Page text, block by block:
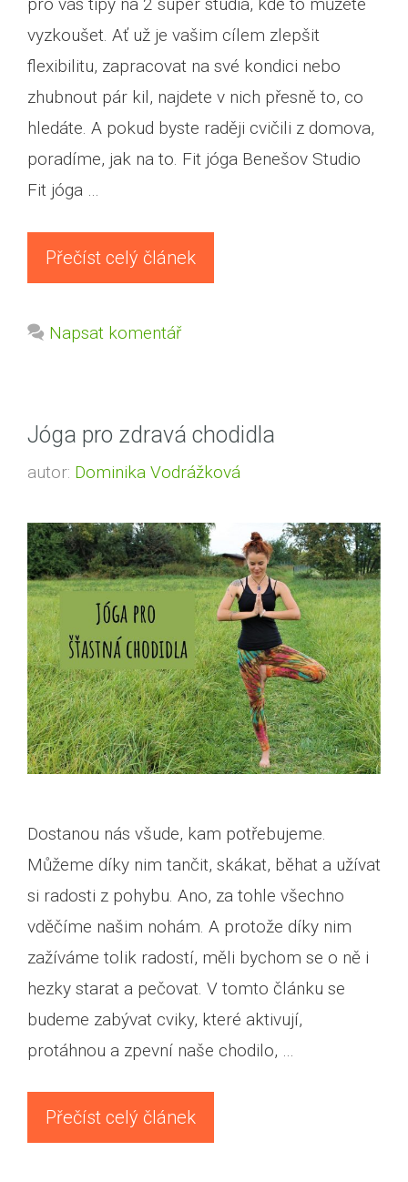
pro vás tipy na 2 super studia, kde to můžete
vyzkoušet. Ať už je vašim cílem zlepšit
flexibilitu, zapracovat na své kondici nebo
zhubnout pár kil, najdete v nich přesně to, co
hledáte. A pokud byste raději cvičili z domova,
poradíme, jak na to. Fit jóga Benešov Studio
Fit jóga …
Přečíst celý článek
Napsat komentář
Jóga pro zdravá chodidla
autor: Dominika Vodrážková
Dostanou nás všude, kam potřebujeme.
Můžeme díky nim tančit, skákat, běhat a užívat
si radosti z pohybu. Ano, za tohle všechno
vděčíme našim nohám. A protože díky nim
zažíváme tolik radostí, měli bychom se o ně i
hezky starat a pečovat. V tomto článku se
budeme zabývat cviky, které aktivují,
protáhnou a zpevní naše chodilo, …
Přečíst celý článek